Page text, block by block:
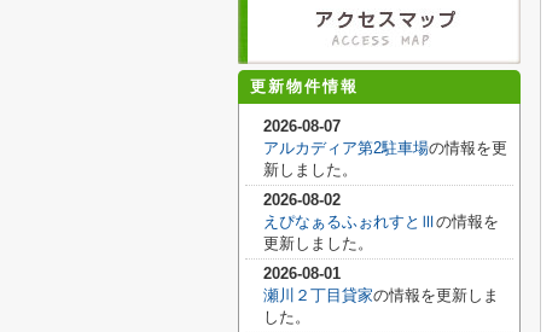
更新物件情報
2026-08-07
アルカディア第2駐車場の情報を更
新しました。
2026-08-02
えぴなぁるふぉれすとⅢ の情報を
更新しました。
2026-08-01
瀬川２丁目貸家の情報を更新しま
した。